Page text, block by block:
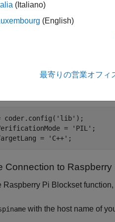
Coder®
a code generation configuration
coder.config( 'lib' );
=
'PIL' ;
=
'C++' ;
Connection to Raspberry
Raspberry Pi Blockset function,
with the host name of
(Italiano)
(English)
最寄りの営業オフィ